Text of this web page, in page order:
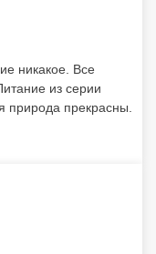
никакое. Все
из серии
природа прекрасны.